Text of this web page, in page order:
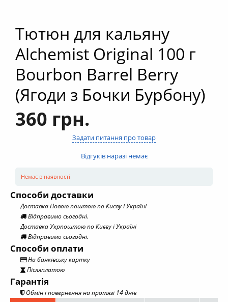
Тютюн для кальяну
Alchemist Original 100 г
Bourbon Barrel Berry
(Ягоди з Бочки Бурбону)
360 грн.
Задати питання про товар
Відгуків наразі немає
Немає в наявності
Способи доставки
Доставка Новою поштою по Києву і Україні
Відправимо сьогодні.
Доставка Укрпоштою по Києву і Україні
Відправимо сьогодні.
Способи оплати
На банківську картку
Післяплатою
Гарантія
Обмін і повернення на протязі 14 днів